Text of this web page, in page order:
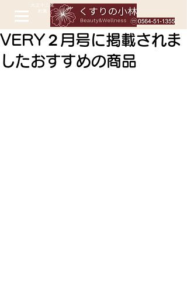
VERY２月号に掲載されま
したおすすめの商品